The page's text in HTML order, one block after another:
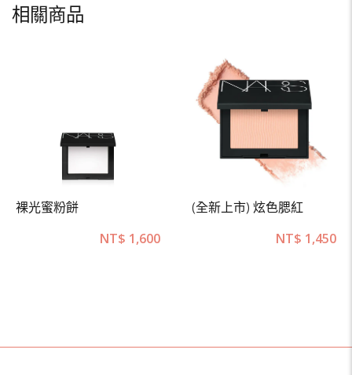
相關商品
裸光蜜粉餅
NT$ 1,600
(全新上市) 炫色腮紅
NT$ 1,450